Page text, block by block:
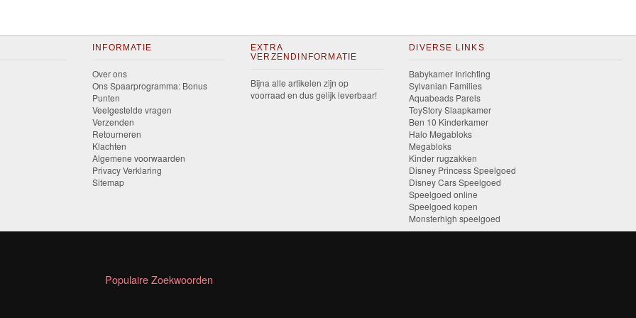
INFORMATIE
Over ons
Ons Spaarprogramma: Bonus
Punten
Veelgestelde vragen
Verzenden
Retourneren
Klachten
Algemene voorwaarden
Privacy Verklaring
Sitemap
EXTRA
VERZENDINFORMATIE
Bijna alle artikelen zijn op
voorraad en dus gelijk leverbaar!
DIVERSE LINKS
Babykamer Inrichting
Sylvanian Families
Aquabeads Parels
ToyStory Slaapkamer
Ben 10 Kinderkamer
Halo Megabloks
Megabloks
Kinder rugzakken
Disney Princess Speelgoed
Disney Cars Speelgoed
Speelgoed online
Speelgoed kopen
Monsterhigh speelgoed
Populaire Zoekwoorden